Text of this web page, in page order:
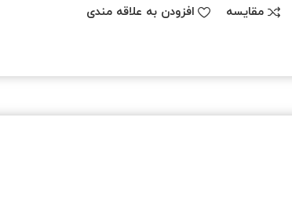
مقایسه افزودن به علاقه مندی